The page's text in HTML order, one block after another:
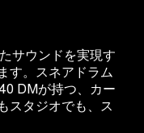
サウンドを実現す
す。スネアドラム
DMが持つ、カー
スタジオでも、ス